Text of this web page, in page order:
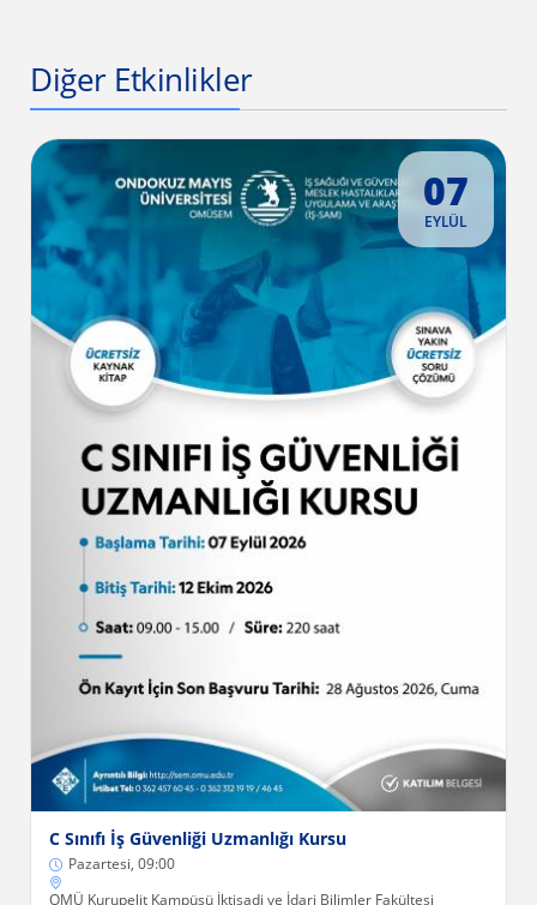
Diğer Etkinlikler
07
EYLÜL
C Sınıfı İş Güvenliği Uzmanlığı Kursu
Pazartesi, 09:00
OMÜ Kurupelit Kampüsü İktisadi ve İdari Bilimler Fakültesi